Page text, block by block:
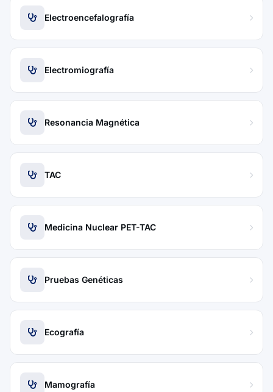
Electroencefalografía
Electromiografía
Resonancia Magnética
TAC
Medicina Nuclear PET-TAC
Pruebas Genéticas
Ecografía
Mamografía